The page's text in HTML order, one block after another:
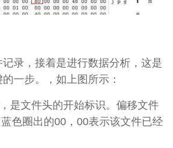
录，接着是进行数据分析，这是
一步。，如上图所示：
是文件头的开始标识。偏移文件
色圈出的00，00表示该文件已经